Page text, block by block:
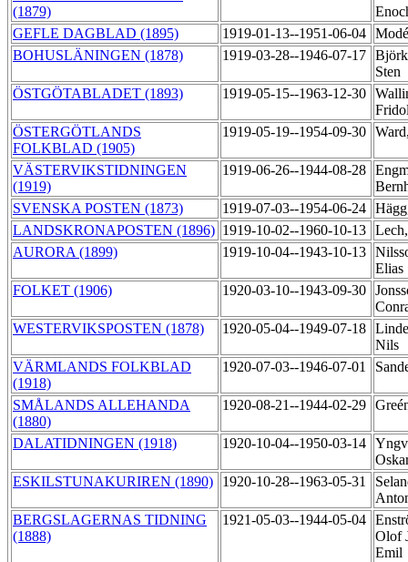
(1879)
GEFLE DAGBLAD (1895)
1919-01-13--1951-06-04
BOHUSLÄNINGEN (1878)
1919-03-28--1946-07-17
Sten
ÖSTGÖTABLADET (1893)
1919-05-15--1963-12-30
ÖSTERGÖTLANDS
FOLKBLAD (1905)
1919-05-19--1954-09-30
VÄSTERVIKSTIDNINGEN
(1919)
1919-06-26--1944-08-28
SVENSKA POSTEN (1873)
1919-07-03--1954-06-24
LANDSKRONAPOSTEN (1896) 1919-10-02--1960-10-13
AURORA (1899)
1919-10-04--1943-10-13
Elias
FOLKET (1906)
1920-03-10--1943-09-30
WESTERVIKSPOSTEN (1878)
1920-05-04--1949-07-18
Nils
VÄRMLANDS FOLKBLAD
(1918)
1920-07-03--1946-07-01
SMÅLANDS ALLEHANDA
(1880)
1920-08-21--1944-02-29
DALATIDNINGEN (1918) 1920-10-04--1950-03-14
ESKILSTUNAKURIREN (1890)
1920-10-28--1963-05-31
BERGSLAGERNAS TIDNING
(1888)
1921-05-03--1944-05-04
Olof
Emil